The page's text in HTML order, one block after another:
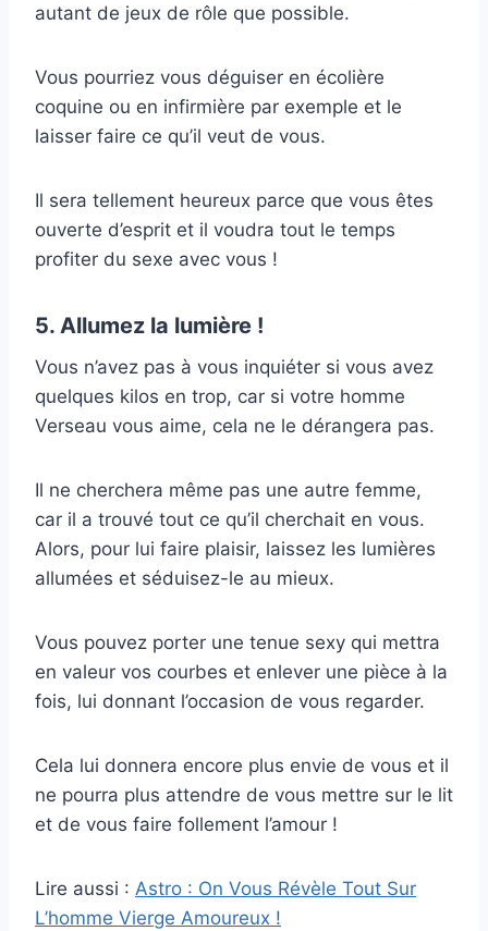
autant de jeux de rôle que possible.
Vous pourriez vous déguiser en écolière
coquine ou en infirmière par exemple et le
laisser faire ce qu’il veut de vous.
Il sera tellement heureux parce que vous êtes
ouverte d’esprit et il voudra tout le temps
profiter du sexe avec vous !
5. Allumez la lumière !
Vous n’avez pas à vous inquiéter si vous avez
quelques kilos en trop, car si votre homme
Verseau vous aime, cela ne le dérangera pas.
Il ne cherchera même pas une autre femme,
car il a trouvé tout ce qu’il cherchait en vous.
Alors, pour lui faire plaisir, laissez les lumières
allumées et séduisez-le au mieux.
Vous pouvez porter une tenue sexy qui mettra
en valeur vos courbes et enlever une pièce à la
fois, lui donnant l’occasion de vous regarder.
Cela lui donnera encore plus envie de vous et il
ne pourra plus attendre de vous mettre sur le lit
et de vous faire follement l’amour !
Lire aussi : Astro : On Vous Révèle Tout Sur
L’homme Vierge Amoureux !